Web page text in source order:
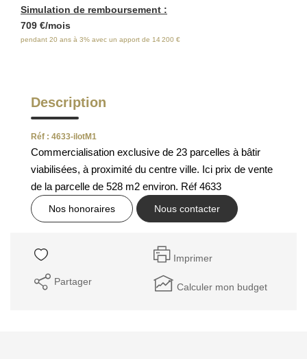
EXTRANET LOCATAIRES /
RÉSEAUX SOCIAUX
POLITIQUE DE CONFIDENTIALITÉ
GESTION DES COOKIES
MENTIONS LÉGALES
Simulation de remboursement :
709 €/mois
pendant 20 ans à 3% avec un apport de 14 200 €
Description
Réf : 4633-ilotM1
Commercialisation exclusive de 23 parcelles à bâtir
viabilisées, à proximité du centre ville. Ici prix de vente
de la parcelle de 528 m2 environ. Réf 4633
Nos honoraires Nous contacter
Imprimer
Partager Calculer mon budget